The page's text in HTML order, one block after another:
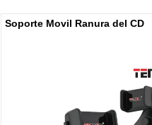
Soporte Movil Ranura del CD